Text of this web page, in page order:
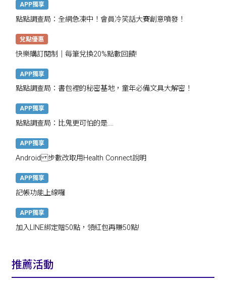
APP獨享
點點調查局：全網急凍中！會員冷笑話大賽創意噴發！
兌點優惠
快樂購訂閱制｜每筆兌換20%點數回饋!
APP獨享
點點調查局：書包裡的秘密基地，童年必備文具大解密！
APP獨享
點點調查局：比鬼更可怕的是....
APP獨享
Android 步數改取用Health Connect說明
APP獨享
記帳功能上線囉
APP獨享
加入LINE綁定贈50點，領紅包再賺50點!
推薦活動